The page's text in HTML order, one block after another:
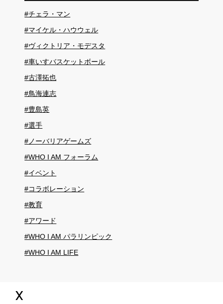
#チェラ・マン
#マイケル・ハウウェル
#ヴィクトリア・モデスタ
#車いすバスケットボール
#古澤拓也
#鳥海連志
#豊島英
#選手
#ノーバリアゲームズ
#WHO I AM フォーラム
#イベント
#コラボレーション
#教育
#アワード
#WHO I AM パラリンピック
#WHO I AM LIFE
X